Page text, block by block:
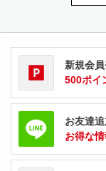
新規会
500ポイ
お友達
お得な